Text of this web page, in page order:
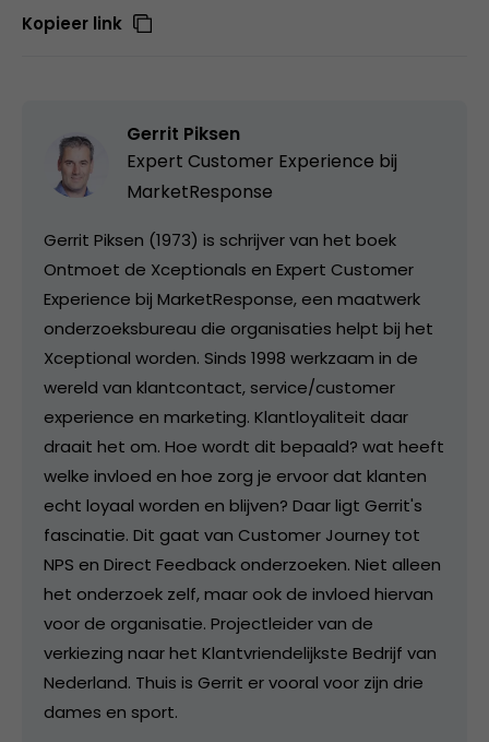
Kopieer link
Gerrit Piksen
Expert Customer Experience bij
MarketResponse
Gerrit Piksen (1973) is schrijver van het boek
Ontmoet de Xceptionals en Expert Customer
Experience bij MarketResponse, een maatwerk
onderzoeksbureau die organisaties helpt bij het
Xceptional worden. Sinds 1998 werkzaam in de
wereld van klantcontact, service/customer
experience en marketing. Klantloyaliteit daar
draait het om. Hoe wordt dit bepaald? wat heeft
welke invloed en hoe zorg je ervoor dat klanten
echt loyaal worden en blijven? Daar ligt Gerrit's
fascinatie. Dit gaat van Customer Journey tot
NPS en Direct Feedback onderzoeken. Niet alleen
het onderzoek zelf, maar ook de invloed hiervan
voor de organisatie. Projectleider van de
verkiezing naar het Klantvriendelijkste Bedrijf van
Nederland. Thuis is Gerrit er vooral voor zijn drie
dames en sport.